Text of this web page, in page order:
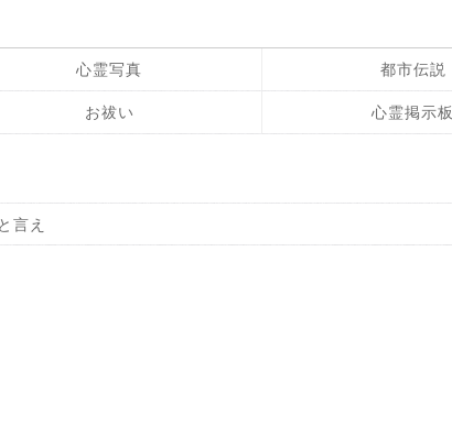
心霊写真 都市伝説
お祓い 心霊掲示板
言え